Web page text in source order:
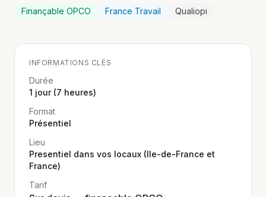
Finançable OPCO France Travail Qualiopi
INFORMATIONS CLÉS
Durée
1 jour (7 heures)
Format
Présentiel
Lieu
Presentiel dans vos locaux (Ile-de-France et
France)
Tarif